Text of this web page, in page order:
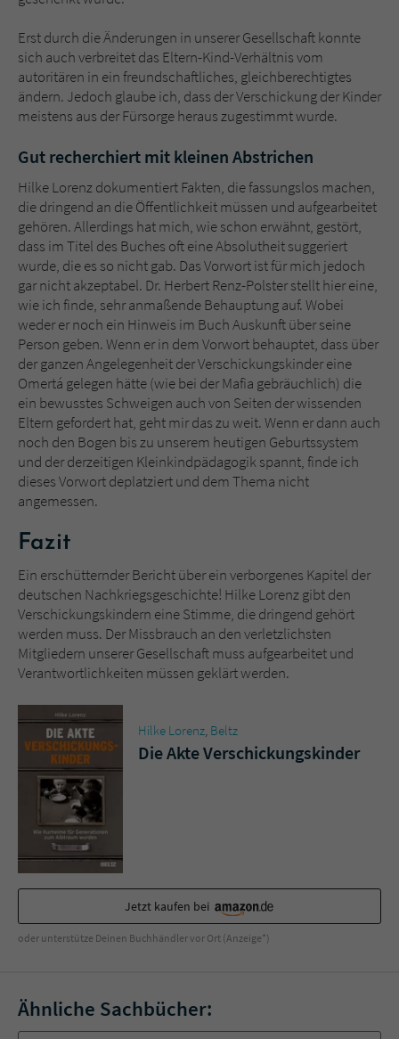
Erst durch die Änderungen in unserer Gesellschaft konnte
sich auch verbreitet das Eltern-Kind-Verhältnis vom
autoritären in ein freundschaftliches, gleichberechtigtes
ändern. Jedoch glaube ich, dass der Verschickung der Kinder
meistens aus der Fürsorge heraus zugestimmt wurde.
Gut recherchiert mit kleinen Abstrichen
Hilke Lorenz dokumentiert Fakten, die fassungslos machen,
die dringend an die Öffentlichkeit müssen und aufgearbeitet
gehören. Allerdings hat mich, wie schon erwähnt, gestört,
dass im Titel des Buches oft eine Absolutheit suggeriert
wurde, die es so nicht gab. Das Vorwort ist für mich jedoch
gar nicht akzeptabel. Dr. Herbert Renz-Polster stellt hier eine,
wie ich finde, sehr anmaßende Behauptung auf. Wobei
weder er noch ein Hinweis im Buch Auskunft über seine
Person geben. Wenn er in dem Vorwort behauptet, dass über
der ganzen Angelegenheit der Verschickungskinder eine
Omertá gelegen hätte (wie bei der Mafia gebräuchlich) die
ein bewusstes Schweigen auch von Seiten der wissenden
Eltern gefordert hat, geht mir das zu weit. Wenn er dann auch
noch den Bogen bis zu unserem heutigen Geburtssystem
und der derzeitigen Kleinkindpädagogik spannt, finde ich
dieses Vorwort deplatziert und dem Thema nicht
angemessen.
Fazit
Ein erschütternder Bericht über ein verborgenes Kapitel der
deutschen Nachkriegsgeschichte! Hilke Lorenz gibt den
Verschickungskindern eine Stimme, die dringend gehört
werden muss. Der Missbrauch an den verletzlichsten
Mitgliedern unserer Gesellschaft muss aufgearbeitet und
Verantwortlichkeiten müssen geklärt werden.
Hilke Lorenz, Beltz
Die Akte Verschickungskinder
Jetzt kaufen bei
oder unterstütze Deinen Buchhändler vor Ort (Anzeige*)
Ähnliche Sachbücher: